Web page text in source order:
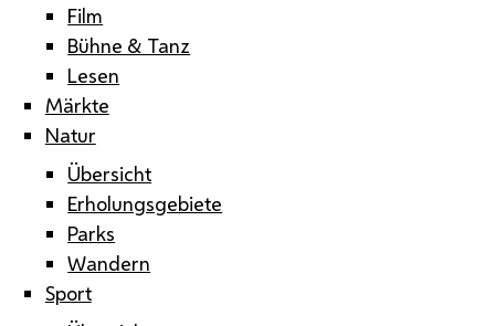
Film
Bühne & Tanz
Lesen
Märkte
Natur
Übersicht
Erholungsgebiete
Parks
Wandern
Sport